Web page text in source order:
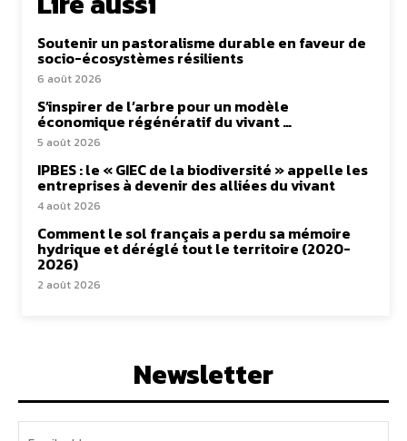
Soutenir un pastoralisme durable en faveur de
socio-écosystèmes résilients
6 août 2026
S’inspirer de l’arbre pour un modèle
économique régénératif du vivant …
5 août 2026
IPBES : le « GIEC de la biodiversité » appelle les
entreprises à devenir des alliées du vivant
4 août 2026
Comment le sol français a perdu sa mémoire
hydrique et déréglé tout le territoire (2020-
2026)
2 août 2026
Newsletter